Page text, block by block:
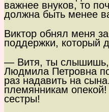
важнее внуков, то
должна быть менее
Виктор обнял меня
поддержки, который
— Витя, ты слышишь,
Людмила Петровна
раз надавить на
племянникам
сестры!